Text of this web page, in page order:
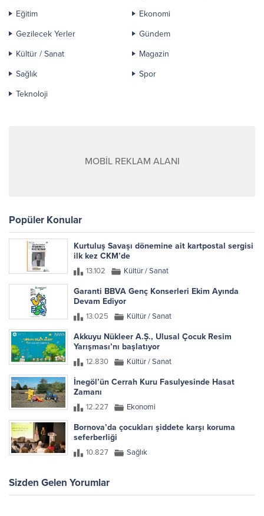
Eğitim
Ekonomi
Gezilecek Yerler
Gündem
Kültür / Sanat
Magazin
Sağlık
Spor
Teknoloji
MOBİL REKLAM ALANI
Popüler Konular
Kurtuluş Savaşı dönemine ait kartpostal sergisi
ilk kez CKM’de
13.102 Kültür / Sanat
Garanti BBVA Genç Konserleri Ekim Ayında
Devam Ediyor
13.025 Kültür / Sanat
Akkuyu Nükleer A.Ş., Ulusal Çocuk Resim
Yarışması’nı başlatıyor
12.830 Kültür / Sanat
İnegöl’ün Cerrah Kuru Fasulyesinde Hasat
Zamanı
12.227 Ekonomi
Bornova’da çocukları şiddete karşı koruma
seferberliği
10.827 Sağlık
Sizden Gelen Yorumlar